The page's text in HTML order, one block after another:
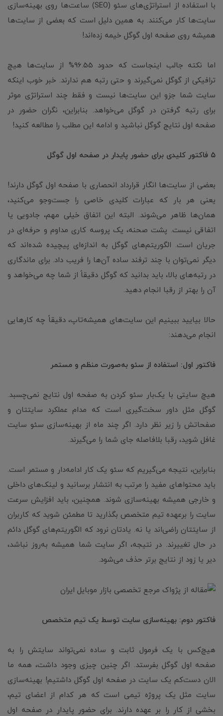
با استفاده از استراتژی‌های سئو (SEO) ساعت‌ها روی بهینه‌سازی
سایت‌ها کار می‌کنند. به همین دلیل است که بعضی از سایت‌ها
همیشه روی صفحه اول گوگل خیمه زده‌اند!
اما نکته جالب اینجاست که حدود 96.55% از سایت‌ها هیچ
ترافیکی از گوگل نمی‌گیرند و حتی رتبه هم ندارند. خبر خوب اینکه
سایت شما جزو این سایت‌ها نیست و فقط چند استراتژی موثر
برای رتبه گرفتن در گوگل می‌خواهد. بنابراین، نگران حضور در
صفحه اول نتایج گوگل نباشید و ادامه این مطلب را مطالعه کنید!
۵ فاکتور کلیدی برای حضور پایدار در صفحه اول گوگل
بعضی از سایت‌ها انگار قرارداد انحصاری با صفحه اول گوگل دارند!
یعنی هر بار که عبارات کلیدی خاصی را جست‌وجو می‌کنید،
همان‌ها ظاهر می‌شوند. البته این اتفاق خیلی مهم، جادویی یا
اتفاقی نیست. پشت صحنه، یک پروسه کاری مداوم و حرفه‌ای در
جریان است. الگوریتم‌های گوگل به اندازه‌ای پیچیده شده‌اند که
دیگر نمی‌توان با چند ترفند ساده آن‌ها را فریب داد. برای ماندگاری
در رتبه‌های بالا، باید بدانید که گوگل دقیقاً از شما چه می‌خواهد و
آن را بهتر از رقبا انجام دهید.
حالا بیایید ببینیم این سایت‌های همیشه‌تاپ، دقیقاً چه کارهایی
انجام می‌دهند:
فاکتور اول: استفاده از سئو به‌صورت منظم و مستمر
هیچ سایتی با یک‌بار سئو کردن به صفحه اول نتایج نمی‌چسبد.
گوگل مثل داور سخت‌گیری است که مدام عملکرد سایتتان و
صفحاتش را زیر نظر دارد. اگر چند ماه از بهینه‌سازی سئو سایت
غافل شوید، رقبا بلافاصله جای شما را می‌گیرند.
بنابراین، نتیجه می‌گیریم که سئو یک کار ادامه‌دار و مستمر است.
باید محتواهای مفید را مرتب به انتشار برسانید و لینک‌های داخلی
و خارجی همیشه بهینه‌سازی شوند. همچنین، باید افزایش سرعت
سایت را برعهده تیم متخصص بگذارید تا مطمئن شوید که کاربران
از سایتتان راضی‌اند یا نه. یادتان نرود که الگوریتم‌های گوگل دائم
در حال تغییرند. در نتیجه، اگر سایت شما همیشه به‌روز نباشد،
دیر یا زود از نتایج برتر حذف می‌شود.
فاکتور دوم: بهینه‌سازی سایت توسط یک تیم متخصص
هیچ‌کس با یک فرمول ثابت و ساده نمی‌تواند سایتش را به
صفحه اول گوگل بفرستد. اگر چنین چیزی وجود داشت، همه ما
الان دست‌کم یک سایت در صفحه اول گوگل داشتیم! بهینه‌سازی
سایت مثل یک پروژه تیمی است که هر کدام از اعضای تیم،
بخشی از کار را بر عهده دارند. برای حضور پایدار در صفحه اول